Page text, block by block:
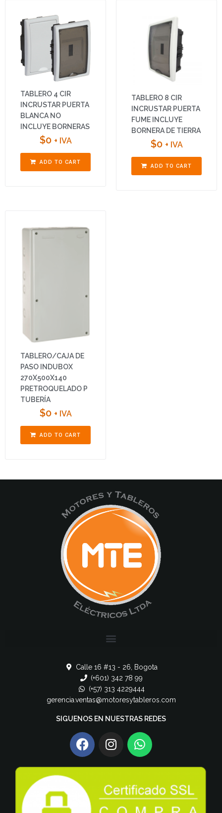
TABLERO 4 CIR
INCRUSTAR PUERTA
BLANCA NO
INCLUYE BORNERAS
$0 + IVA
ADD TO CART
TABLERO 8 CIR
INCRUSTAR PUERTA
FUME INCLUYE
BORNERA DE TIERRA
$0 + IVA
ADD TO CART
TABLERO/CAJA DE
PASO INDUBOX
270X500X140
PRETROQUELADO P
TUBERÍA
$0 + IVA
ADD TO CART
Calle 16 #13 - 26, Bogota
(+601) 342 78 99
(+57) 313 4229444
gerencia.ventas@motoresytableros.com
SIGUENOS EN NUESTRAS REDES